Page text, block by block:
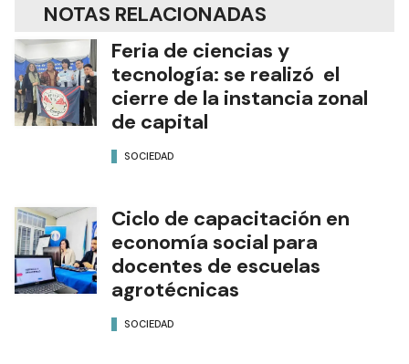
NOTAS RELACIONADAS
Feria de ciencias y
tecnología: se realizó el
cierre de la instancia zonal
de capital
SOCIEDAD
Ciclo de capacitación en
economía social para
docentes de escuelas
agrotécnicas
SOCIEDAD